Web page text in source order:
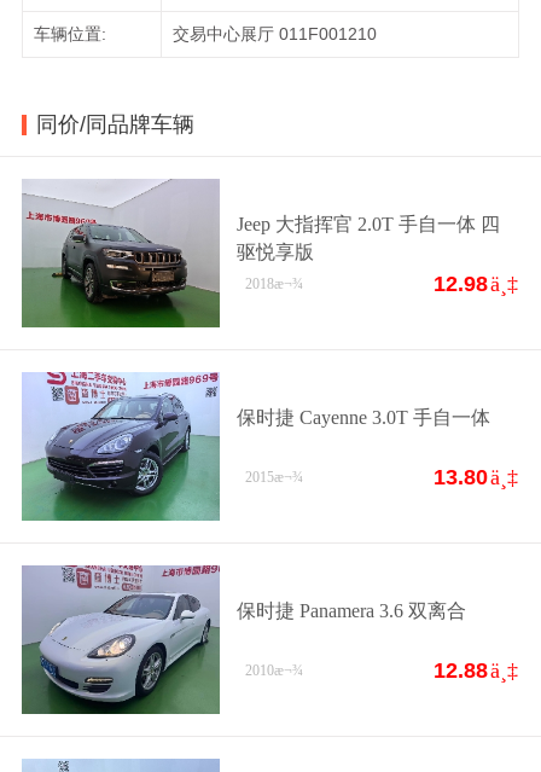
车辆位置: 交易中心展厅 011F001210
同价/同品牌车辆
Jeep 大指挥官 2.0T 手自一体 四
驱悦享版
12.98ä¸‡
2018æ¬¾
保时捷 Cayenne 3.0T 手自一体
13.80ä¸‡
2015æ¬¾
保时捷 Panamera 3.6 双离合
12.88ä¸‡
2010æ¬¾